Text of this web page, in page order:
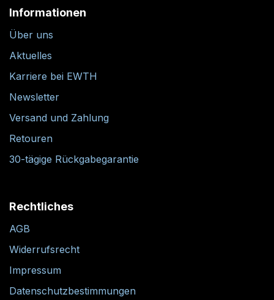
Informationen
Über uns
Aktuelles
Karriere bei EWTH
Newsletter
Versand und Zahlung
Retouren
30-tägige Rückgabegarantie
Rechtliches
AGB
Widerrufsrecht
Impressum
Datenschutzbestimmungen